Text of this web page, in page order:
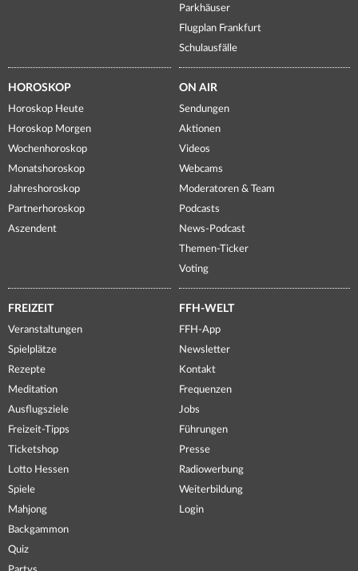
Parkhäuser
Flugplan Frankfurt
Schulausfälle
HOROSKOP
Horoskop Heute
Horoskop Morgen
Wochenhoroskop
Monatshoroskop
Jahreshoroskop
Partnerhoroskop
Aszendent
ON AIR
Sendungen
Aktionen
Videos
Webcams
Moderatoren & Team
Podcasts
News-Podcast
Themen-Ticker
Voting
FREIZEIT
Veranstaltungen
Spielplätze
Rezepte
Meditation
Ausflugsziele
Freizeit-Tipps
Ticketshop
Lotto Hessen
Spiele
Mahjong
Backgammon
Quiz
FFH-WELT
FFH-App
Newsletter
Kontakt
Frequenzen
Jobs
Führungen
Presse
Radiowerbung
Weiterbildung
Login